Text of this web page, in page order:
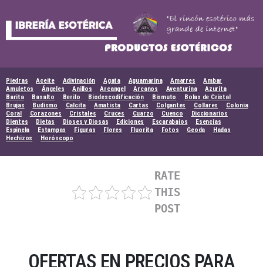
Piedras Aceite Adivinación Agata Aguamarina Amarres
Ambar
Amuletos
Ángeles Anillos Arcangel Arcanos Aventurina
Azurita
Barita
Basalto Berilo Biodescodificación Bismuto
Bolas de Cristal
Brujas
Budismo Calcita Amatista Cartas Colgantes Collares
Colonia
Coral
Corazones Cristales Cruces Cuarzo Cuenco
Diccionarios
Dientes
Dietas Dioses y Diosas Ediciones Escarabajos
Esencias
Espinela
Estampas Figuras Flores Fluorita Fotos Geoda
Hadas
Hechizos
Horóscopo
RATE
THIS
POST
OFERTAS EN PRECIOS PARA